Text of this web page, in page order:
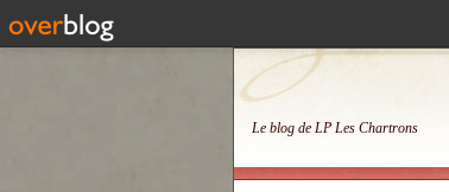
Le blog de LP Les Chartrons